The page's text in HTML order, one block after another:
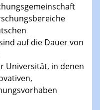
auf die Dauer von
Universität, in denen